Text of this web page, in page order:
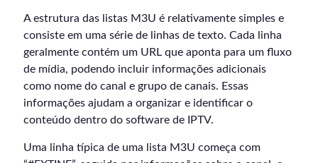
A estrutura das listas M3U é relativamente simples e
consiste em uma série de linhas de texto. Cada linha
geralmente contém um URL que aponta para um fluxo
de mídia, podendo incluir informações adicionais
como nome do canal e grupo de canais. Essas
informações ajudam a organizar e identificar o
conteúdo dentro do software de IPTV.
Uma linha típica de uma lista M3U começa com